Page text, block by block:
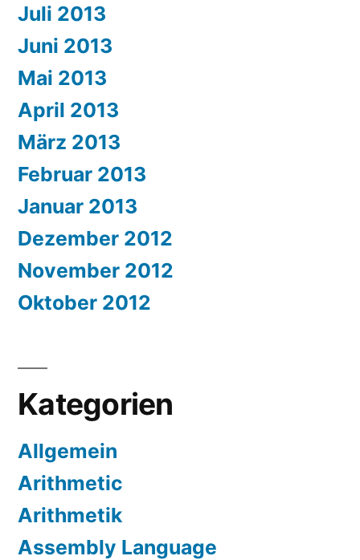
Juli 2013
Juni 2013
Mai 2013
April 2013
März 2013
Februar 2013
Januar 2013
Dezember 2012
November 2012
Oktober 2012
Kategorien
Allgemein
Arithmetic
Arithmetik
Assembly Language